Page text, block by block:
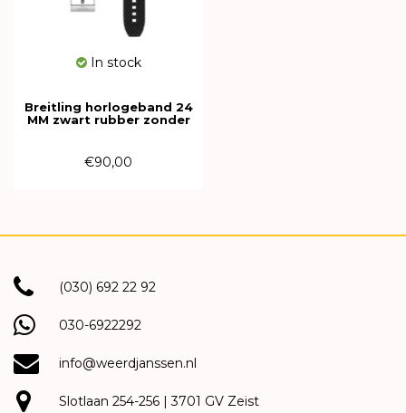
In stock
Breitling horlogeband 24
MM zwart rubber zonder
€90,00
(030) 692 22 92
030-6922292
info@weerdjanssen.nl
Slotlaan 254-256 | 3701 GV Zeist